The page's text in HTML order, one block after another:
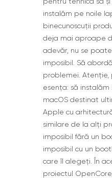
instalăm pe noile
binecunoscuții
deja mai aproape
adevăr, nu se
imposibil. Să
problemei.
esența: să
macOS destinat
Apple cu
similare de la alți
imposibil fără un
imposibil cu un
care îl alegeți. În
proiectul